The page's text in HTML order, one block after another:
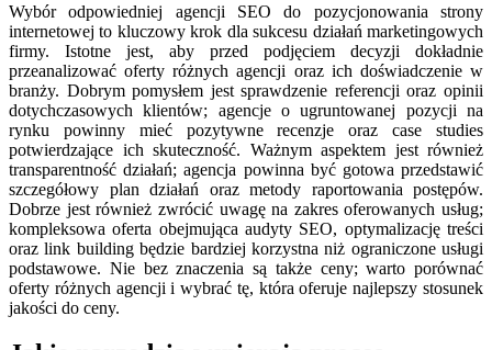
Wybór odpowiedniej agencji SEO do pozycjonowania strony
internetowej to kluczowy krok dla sukcesu działań marketingowych
firmy. Istotne jest, aby przed podjęciem decyzji dokładnie
przeanalizować oferty różnych agencji oraz ich doświadczenie w
branży. Dobrym pomysłem jest sprawdzenie referencji oraz opinii
dotychczasowych klientów; agencje o ugruntowanej pozycji na
rynku powinny mieć pozytywne recenzje oraz case studies
potwierdzające ich skuteczność. Ważnym aspektem jest również
transparentność działań; agencja powinna być gotowa przedstawić
szczegółowy plan działań oraz metody raportowania postępów.
Dobrze jest również zwrócić uwagę na zakres oferowanych usług;
kompleksowa oferta obejmująca audyty SEO, optymalizację treści
oraz link building będzie bardziej korzystna niż ograniczone usługi
podstawowe. Nie bez znaczenia są także ceny; warto porównać
oferty różnych agencji i wybrać tę, która oferuje najlepszy stosunek
jakości do ceny.